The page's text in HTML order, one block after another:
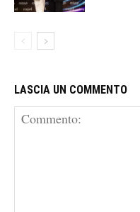
LASCIA UN COMMENTO